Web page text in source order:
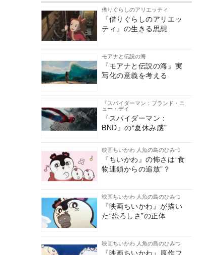
借りぐらしのアリエッティ
『借りぐらしのアリエッ
ティ』の生きる思想
モアナと伝説の海
『モアナと伝説の海』実
写化の意義を考える
『スパイダーマン：ブランド・ニ
ュー・デイ
『スパイダーマン：
BND』の“夏休み感”
映画ちいかわ 人魚の島のひみつ
『ちいかわ』の怖さは“食
物連鎖からの追放”？
映画ちいかわ 人魚の島のひみつ
『映画ちいかわ』が描い
た“恐ろしさ”の正体
映画ちいかわ 人魚の島のひみつ
『映画ちいかわ』原作フ